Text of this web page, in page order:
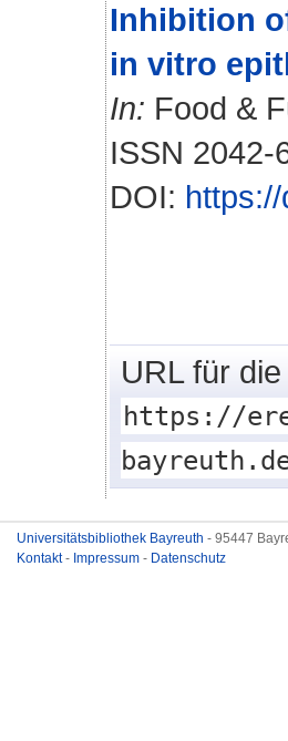
Inhibition
in vitro
In: Food &
ISSN 2042-
DOI:
URL für
https://
Universitätsbibliothek Bayreuth - 95447
Kontakt- Impressum - Datenschutz